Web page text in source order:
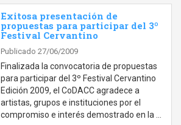
Exitosa presentación de
propuestas para participar del 3º
Festival Cervantino
Publicado 27/06/2009
Finalizada la convocatoria de propuestas
para participar del 3º Festival Cervantino
Edición 2009, el CoDACC agradece a
artistas, grupos e instituciones por el
compromiso e interés demostrado en la …